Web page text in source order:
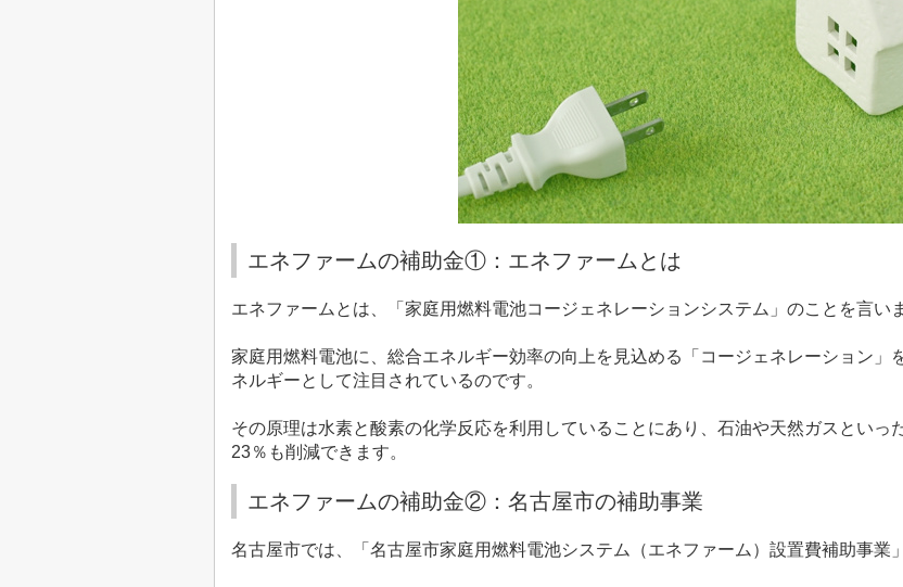
エネファームの補助金①：エネファームとは
エネファームとは、「家庭用燃料電池コージェネレーションシステム」のことを言い
家庭用燃料電池に、総合エネルギー効率の向上を見込める「コージェネレーション」
ネルギーとして注目されているのです。
その原理は水素と酸素の化学反応を利用していることにあり、石油や天然ガスといっ
23％も削減できます。
エネファームの補助金②：名古屋市の補助事業
名古屋市では、「名古屋市家庭用燃料電池システム（エネファーム）設置費補助事業